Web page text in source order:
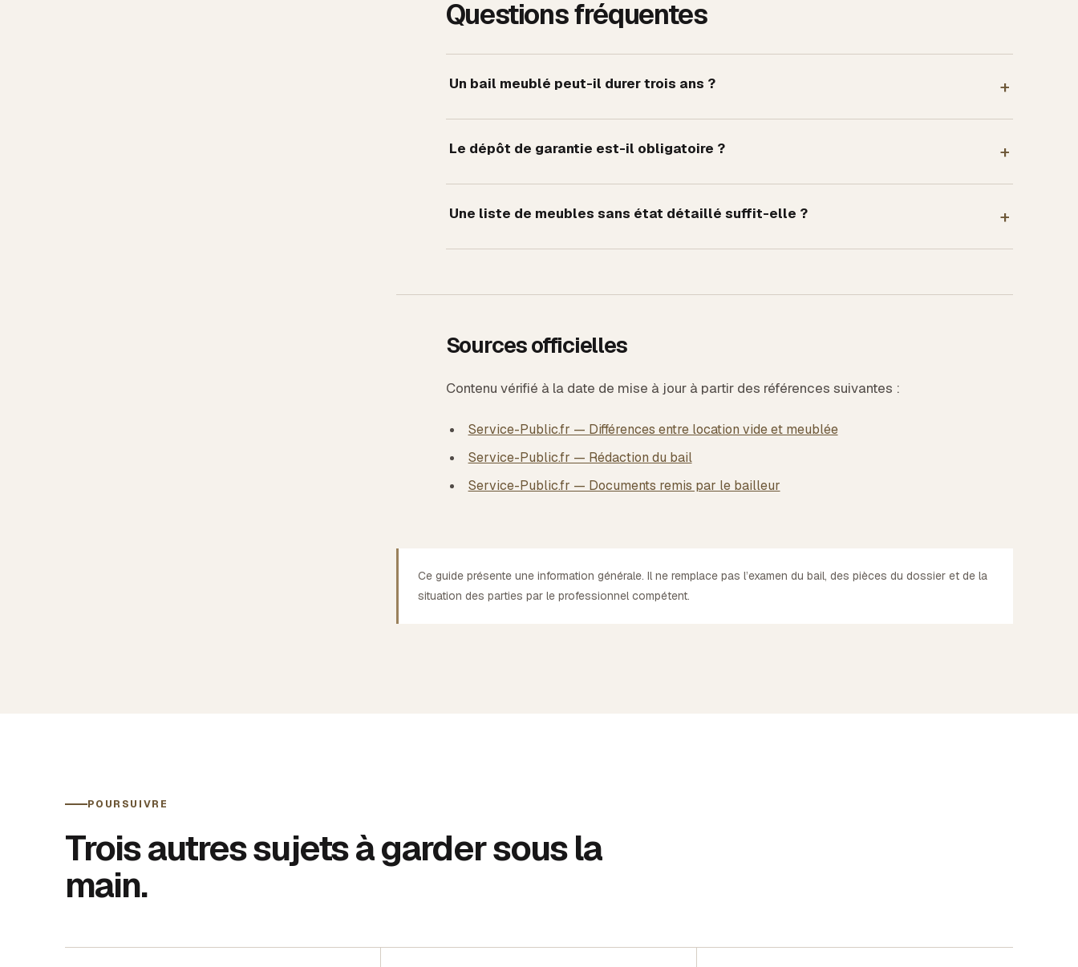
Questions fréquentes
Un bail meublé peut-il durer trois ans ? +
Le dépôt de garantie est-il obligatoire ? +
Une liste de meubles sans état détaillé suffit-elle ? +
Sources officielles
Contenu vérifié à la date de mise à jour à partir des références suivantes :
Service-Public.fr — Différences entre location vide et meublée
Service-Public.fr — Rédaction du bail
Service-Public.fr — Documents remis par le bailleur
Ce guide présente une information générale. Il ne remplace pas l’examen du bail, des pièces du dossier et de la
situation des parties par le professionnel compétent.
POURSUIVRE
Trois autres sujets à garder sous la
main.